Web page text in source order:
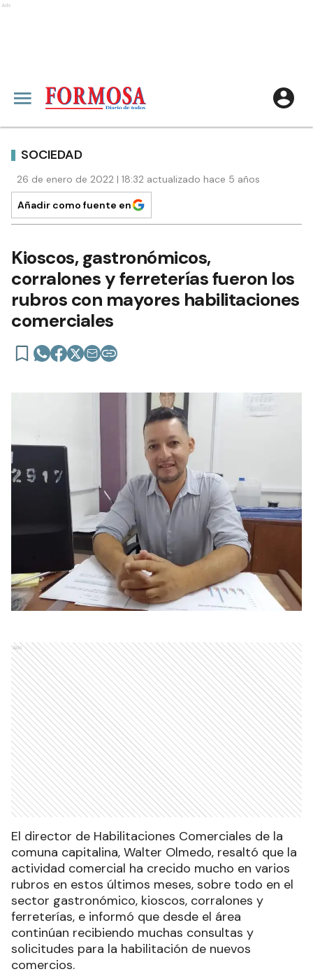
Ads
SOCIEDAD
26 de enero de 2022 | 18:32 actualizado hace 5 años
Añadir como fuente en
Kioscos, gastronómicos,
corralones y ferreterías fueron los
rubros con mayores habilitaciones
comerciales
Ads
El director de Habilitaciones Comerciales de la
comuna capitalina, Walter Olmedo, resaltó que la
actividad comercial ha crecido mucho en varios
rubros en estos últimos meses, sobre todo en el
sector gastronómico, kioscos, corralones y
ferreterías, e informó que desde el área
continúan recibiendo muchas consultas y
solicitudes para la habilitación de nuevos
comercios.